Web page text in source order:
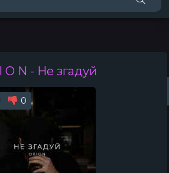
Топ 100
O N - Не згадуй
0